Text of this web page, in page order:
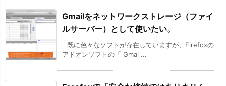
Gmailをネットワークストレージ（ファイ
ルサーバー）として使いたい。
既に色々なソフトが存在していますが、Firefoxの
アドオンソフトの「 Gmai ...